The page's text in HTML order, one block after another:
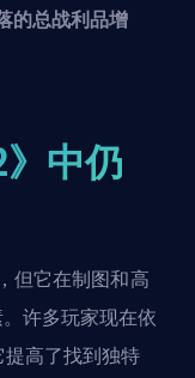
的总战利品增
中仍
但它在制图和高
许多玩家现在依
提高了找到独特